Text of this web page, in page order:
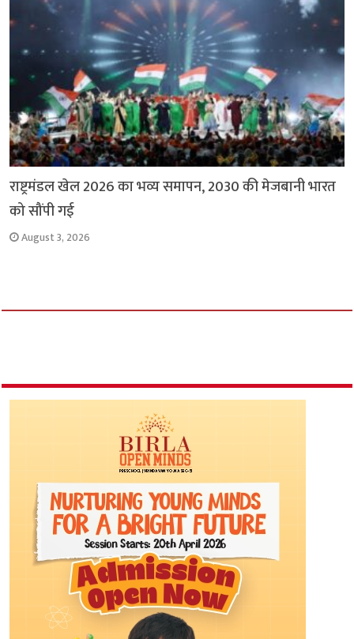
राष्ट्रमंडल खेल 2026 का भव्य समापन, 2030 की मेजबानी भारत
को सौंपी गई
August 3, 2026